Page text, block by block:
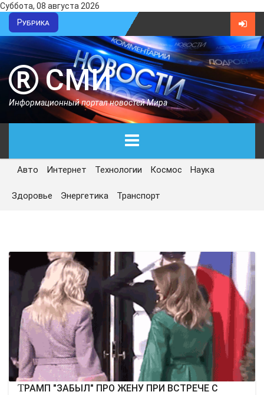
Суббота, 08 августа 2026
Рубрика
СМИ
Информационный портал новостей Мира
ГЛАВНАЯ
СЕГОДНЯ
ЭКОНОМИКА
КУЛЬТУРА
СПОРТ
ВОЕННЫЕ ДЕЙСТВИЯ
ПРОИСШЕСТВИЯ
Авто Интернет Технологии Космос Наука
Здоровье Энергетика Транспорт
ТРАМП "ЗАБЫЛ" ПРО ЖЕНУ ПРИ ВСТРЕЧЕ С